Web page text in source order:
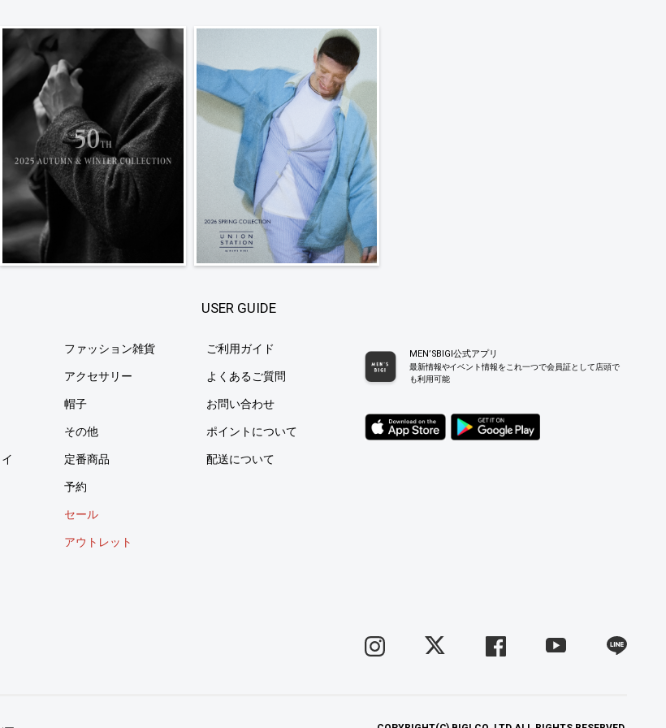
ファッション雑貨
アクセサリー
帽子
その他
定番商品
予約
セール
アウトレット
USER GUIDE
ご利用ガイド
よくあるご質問
お問い合わせ
ポイントについて
配送について
MEN’SBIGI公式アプリ
最新情報やイベント情報をこれ一つで会員証として店頭で
も利用可能